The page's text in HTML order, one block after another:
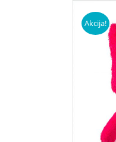
Akcija!